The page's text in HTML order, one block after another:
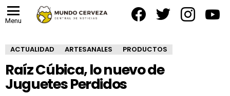
Menu
ACTUALIDAD ARTESANALES PRODUCTOS
Raíz Cúbica, lo nuevo de
Juguetes Perdidos